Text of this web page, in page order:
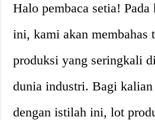
Halo pembaca setia!
ini, kami akan membahas
produksi yang seringkali
dunia industri. Bagi
dengan istilah ini, lot